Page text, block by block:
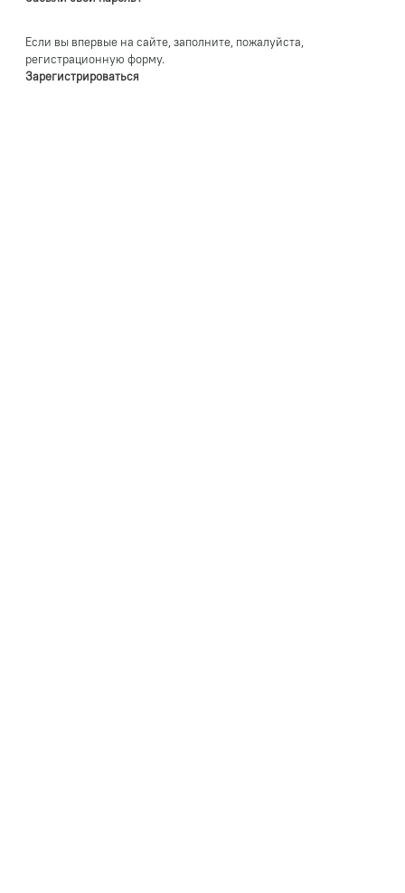
Если вы впервые на сайте, заполните, пожалуйста,
регистрационную форму.
Зарегистрироваться